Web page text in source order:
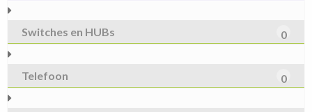
Switches en HUBs 0
Telefoon 0